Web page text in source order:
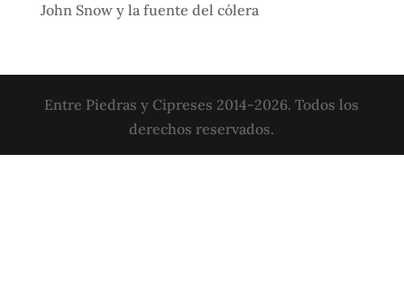
John Snow y la fuente del cólera
Entre Piedras y Cipreses 2014-2026. Todos los
derechos reservados.